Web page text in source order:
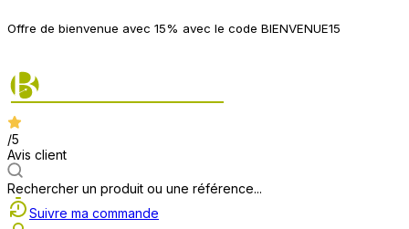
Offre de bienvenue avec 15% avec le code BIENVENUE15
/5
Avis client
Rechercher un produit ou une référence...
Suivre ma commande